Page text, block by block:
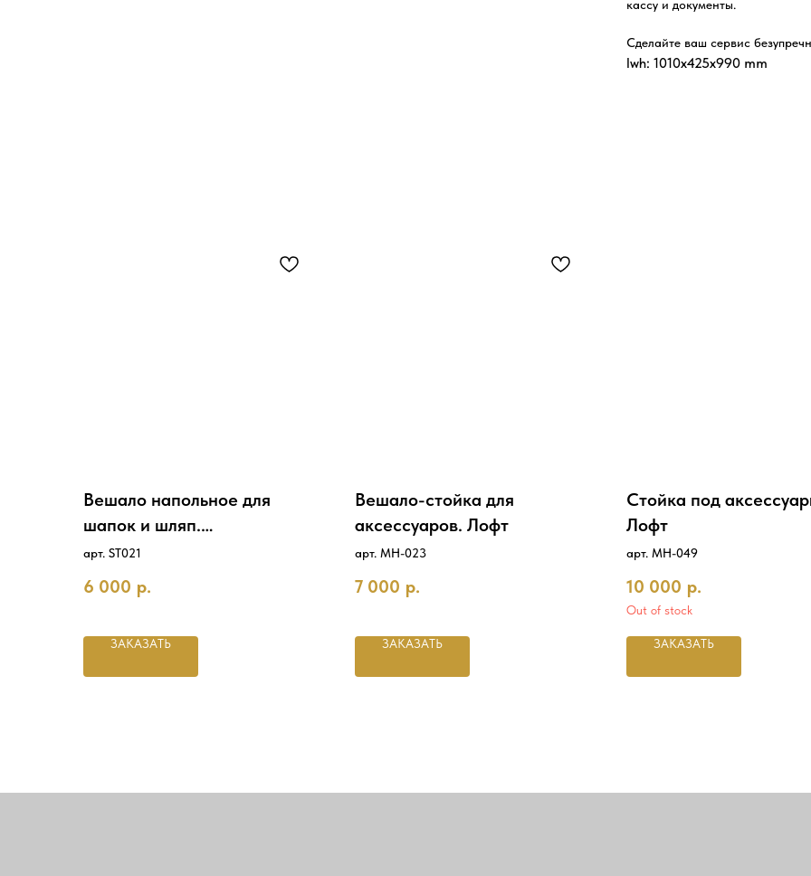
кассу и документы.
Сделайте ваш сервис
lwh: 1010x425x990 mm
Вешало напольное для
шапок и шляп.
Хром+чёрный
арт. ST021
6 000 р.
ЗАКАЗАТЬ
Вешало-стойка для
аксессуаров. Лофт
арт. MH-023
7 000 р.
ЗАКАЗАТЬ
Стойка под
Лофт
арт. MH-049
10 000 р.
Out of stock
ЗАКАЗАТЬ